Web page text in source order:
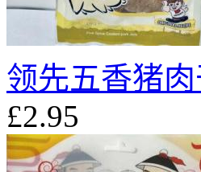
领先五香猪肉
£2.95